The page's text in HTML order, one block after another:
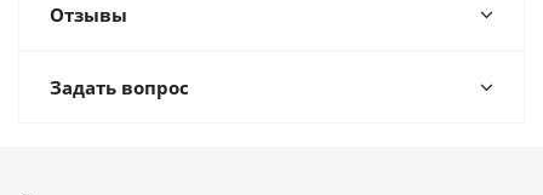
Отзывы
Задать вопрос